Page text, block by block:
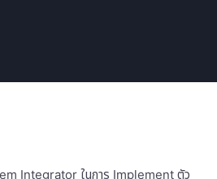
Integrator ในการ Implement ตัว